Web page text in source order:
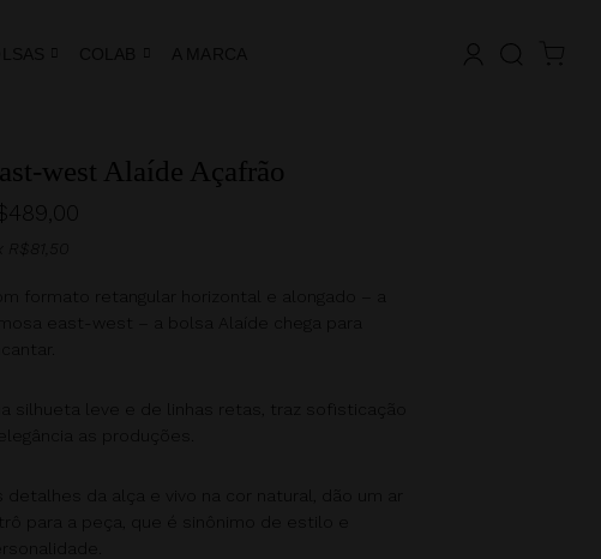
west Alaíde Açafrão
489,00
R$
formato retangular horizontal e alongado – a
east-west – a bolsa Alaíde chega para
silhueta leve e de linhas retas, traz sofisticação
as produções.
detalhes da alça e vivo na cor natural, dão um ar
para a peça, que é sinônimo de estilo e